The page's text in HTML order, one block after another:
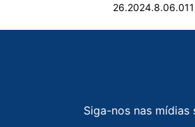
Siga-nos nas mídias